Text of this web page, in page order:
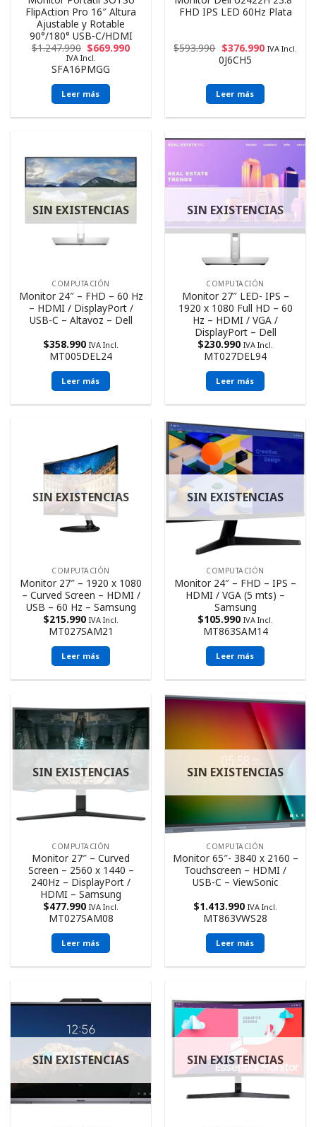
FlipAction Pro 16″ Altura
Ajustable y Rotable
90°/180° USB-C/HDMI
$1.247.990 $669.990
IVA Incl.
SFA16PMGG
Leer más
FHD IPS LED 60Hz Plata
$593.990 $376.990 IVA Incl.
0J6CH5
Leer más
SIN EXISTENCIAS
COMPUTACIÓN
Monitor 24″ – FHD – 60 Hz
– HDMI / DisplayPort /
USB-C – Altavoz – Dell
$358.990 IVA Incl.
MT005DEL24
Leer más
SIN EXISTENCIAS
COMPUTACIÓN
Monitor 27″ LED- IPS –
1920 x 1080 Full HD – 60
Hz – HDMI / VGA /
DisplayPort – Dell
$230.990 IVA Incl.
MT027DEL94
Leer más
SIN EXISTENCIAS
COMPUTACIÓN
Monitor 27″ – 1920 x 1080
– Curved Screen – HDMI /
USB – 60 Hz – Samsung
$215.990 IVA Incl.
MT027SAM21
Leer más
SIN EXISTENCIAS
COMPUTACIÓN
Monitor 24″ – FHD – IPS –
HDMI / VGA (5 mts) –
Samsung
$105.990 IVA Incl.
MT863SAM14
Leer más
SIN EXISTENCIAS
COMPUTACIÓN
Monitor 27″ – Curved
Screen – 2560 x 1440 –
240Hz – DisplayPort /
HDMI – Samsung
$477.990 IVA Incl.
MT027SAM08
Leer más
SIN EXISTENCIAS
COMPUTACIÓN
Monitor 65″- 3840 x 2160 –
Touchscreen – HDMI /
USB-C – ViewSonic
$1.413.990 IVA Incl.
MT863VWS28
Leer más
SIN EXISTENCIAS SIN EXISTENCIAS